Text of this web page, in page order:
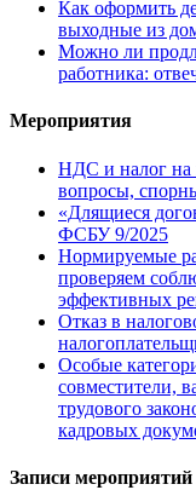
Как оформить
выходные из
Можно ли
работника:
Мероприятия
НДС и налог на
вопросы,
«Длящиеся
ФСБУ 9/2025
Нормируемые
проверяем
эффективных
Отказ в
Особые
совместители,
трудового
кадровых
Записи мероприятий